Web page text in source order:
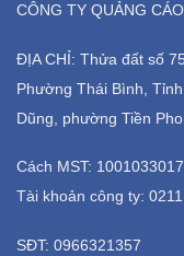
CÔNG TY QUẢNG
ĐỊA CHỈ: Thửa đất số
Phường Thái Bình,
Dũng, phường Tiền
Cách MST: 1001033017
Tài khoản công ty:
SĐT: 0966321357